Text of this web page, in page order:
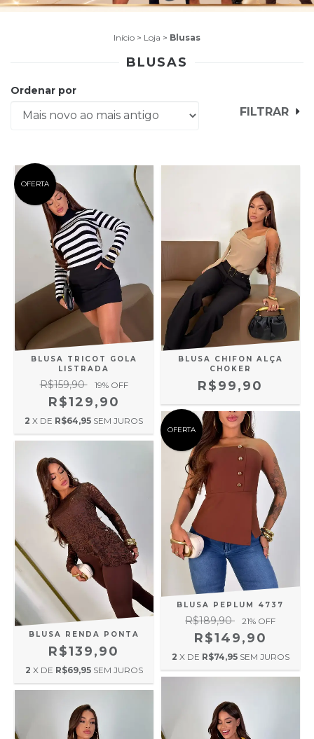
Início > Loja > Blusas
BLUSAS
Ordenar por
FILTRAR
OFERTA
BLUSA TRICOT GOLA
LISTRADA
R$159,90 19% OFF
R$129,90
2 X DE R$64,95 SEM JUROS
BLUSA CHIFON ALÇA
CHOKER
R$99,90
BLUSA RENDA PONTA
R$139,90
2 X DE R$69,95 SEM JUROS
OFERTA
BLUSA PEPLUM 4737
R$189,90 21% OFF
R$149,90
2 X DE R$74,95 SEM JUROS